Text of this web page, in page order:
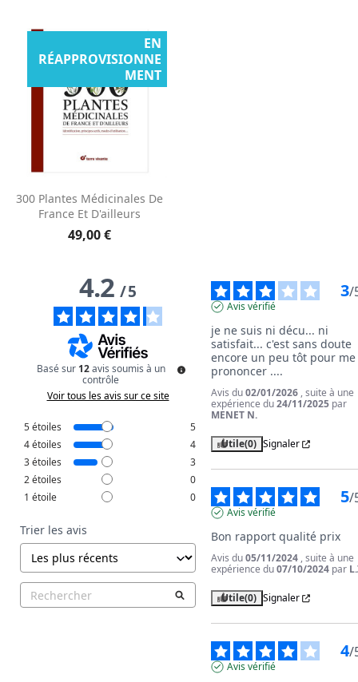
300 Plantes Médicinales De
France Et D'ailleurs
49,00 €
EN
RÉAPPROVISIONNE
MENT
4.2/5
Basé sur 12 avis soumis à un
contrôle
Voir tous les avis sur ce site
5étoiles
5
4étoiles
4
3étoiles
3
2étoiles
0
1 étoile 0
Trier les avis
3/
Avis vérifié
je ne suis ni décu... ni
satisfait... c'est sans doute
encore un peu tôt pour me
prononcer ....
Avis du02/01/2026 , suite à une
expérience du24/11/2025 par
MENET N.
Utile(0) Signaler
5/
Avis vérifié
Bon rapport qualité prix
Avis du05/11/2024 , suite à une
expérience du07/10/2024 par
Utile(0) Signaler
4/
Avis vérifié